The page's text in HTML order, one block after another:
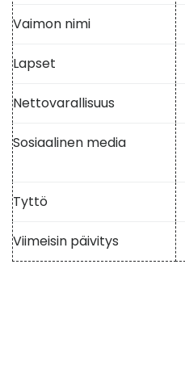
Vaimon nimi
Lapset
Nettovarallisuus
Sosiaalinen media
Tyttö
Viimeisin päivitys